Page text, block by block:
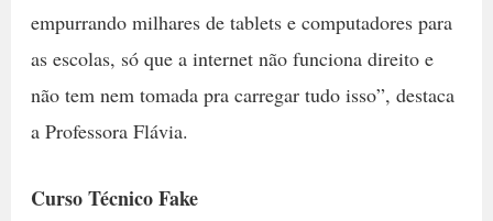
empurrando milhares de tablets e computadores para
as escolas, só que a internet não funciona direito e
não tem nem tomada pra carregar tudo isso”, destaca
a Professora Flávia.
Curso Técnico Fake